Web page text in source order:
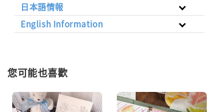
日本語情報
English Information
您可能也喜歡